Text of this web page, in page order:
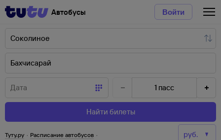
Автобусы Войти
1 пасс
Найти билеты
Туту.ру · Расписание автобусов ·